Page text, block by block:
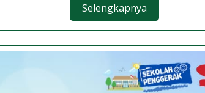
SelengkapnyaSelengkapnya